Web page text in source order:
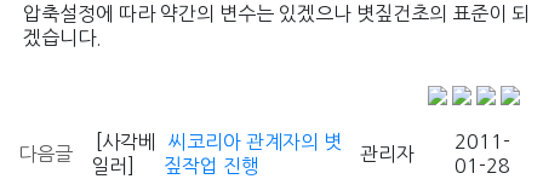
압축설정에 따라 약간의 변수는 있겠으나 볏짚건초의 표준이 되
겠습니다.
다음글
[사각베
일러]
씨코리아 관계자의 볏
짚작업 진행
관리자
2011-
01-28